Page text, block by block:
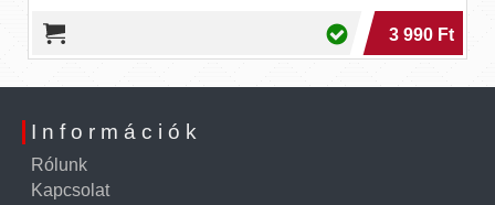
3 990 Ft
Információk
Rólunk
Kapcsolat